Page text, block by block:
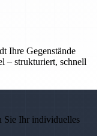
Ihre Gegenstände
– strukturiert, schnell
Sie Ihr individuelles